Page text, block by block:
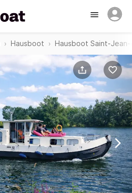
Hausboot Hausboot Saint-